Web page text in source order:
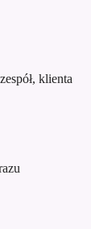
klienta